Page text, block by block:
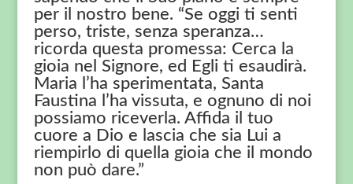
per il nostro bene. “Se oggi ti senti
perso, triste, senza speranza…
ricorda questa promessa: Cerca la
gioia nel Signore, ed Egli ti esaudirà.
Maria l’ha sperimentata, Santa
Faustina l’ha vissuta, e ognuno di noi
possiamo riceverla. Affida il tuo
cuore a Dio e lascia che sia Lui a
riempirlo di quella gioia che il mondo
non può dare.”